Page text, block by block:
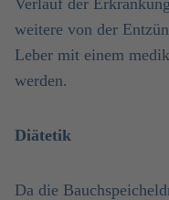
Verlauf der
weitere von der
Leber mit einem
werden.
Diätetik
Da die